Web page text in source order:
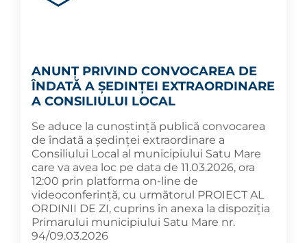
ANUNȚ PRIVIND CONVOCAREA DE
ÎNDATĂ A ȘEDINȚEI EXTRAORDINARE
A CONSILIULUI LOCAL
Se aduce la cunoștință publică convocarea
de îndată a ședinței extraordinare a
Consiliului Local al municipiului Satu Mare
care va avea loc pe data de 11.03.2026, ora
12:00 prin platforma on-line de
videoconferință, cu următorul PROIECT AL
ORDINII DE ZI, cuprins în anexa la dispoziția
Primarului municipiului Satu Mare nr.
94/09.03.2026